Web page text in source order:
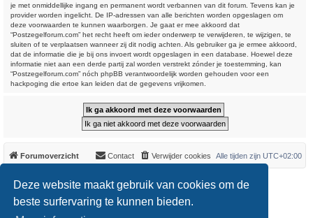
Deze website maakt gebruik van cookies om de
beste surfervaring te kunnen bieden.
je met onmiddellijke ingang en permanent wordt verbannen van dit forum. Tevens kan je
provider worden ingelicht. De IP-adressen van alle berichten worden opgeslagen om
deze voorwaarden te kunnen waarborgen. Je gaat er mee akkoord dat
“Postzegelforum.com” het recht heeft om ieder onderwerp te verwijderen, te wijzigen, te
sluiten of te verplaatsen wanneer zij dit nodig achten. Als gebruiker ga je ermee akkoord,
dat de informatie die je bij ons invoert wordt opgeslagen in een database. Hoewel deze
informatie niet aan een derde partij zal worden verstrekt zónder je toestemming, kan
“Postzegelforum.com” nóch phpBB verantwoordelijk worden gehouden voor een
hackpoging die ertoe kan leiden dat de gegevens vrijkomen.
Forumoverzicht Alle tijden zijn UTC+02:00
Verwijder cookies
Contact
*Original Author:Brad Veryard
*Updated to 3.3.x by MannixMD
* Style version: 3.4.0
Powered by